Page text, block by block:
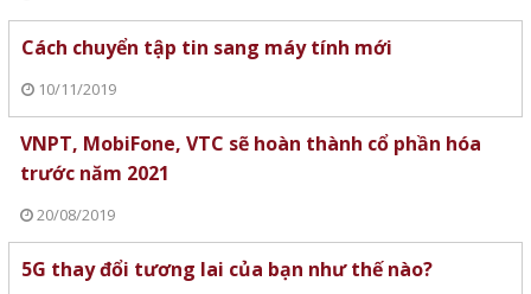
Cách chuyển tập tin sang máy tính mới
10/11/2019
VNPT, MobiFone, VTC sẽ hoàn thành cổ phần hóa
trước năm 2021
20/08/2019
5G thay đổi tương lai của bạn như thế nào?